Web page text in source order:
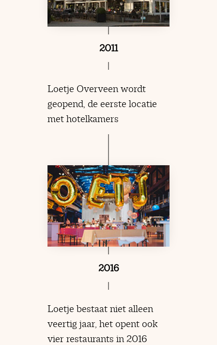
2011
Loetje Overveen wordt
geopend, de eerste locatie
met hotelkamers
2016
Loetje bestaat niet alleen
veertig jaar, het opent ook
vier restaurants in 2016